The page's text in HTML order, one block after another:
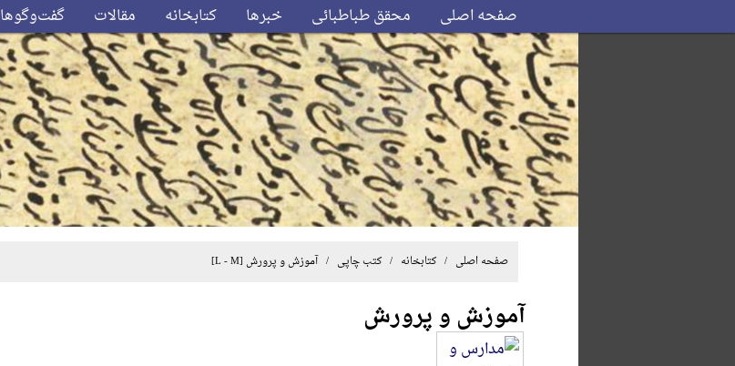
صفحه اصلی محقق طباطبائی خبرها کتابخانه مقالات گفت‌وگوها
صفحه اصلی / کتابخانه /کتب چاپی /آموزش و پرورش[L - M]
آموزش و پرورش